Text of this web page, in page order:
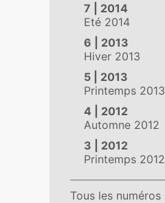
7 | 2014
Eté 2014
6 | 2013
Hiver 2013
5 | 2013
Printemps 2013
4 | 2012
Automne 2012
3 | 2012
Printemps 2012
Tous les numéros